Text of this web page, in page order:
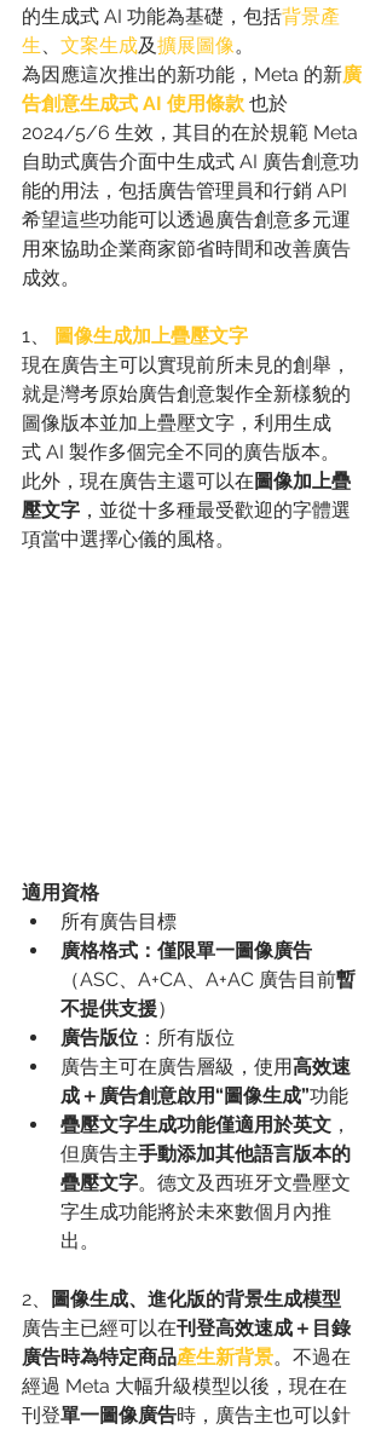
的生成式 AI 功能為基礎，包括背景產
生、 文案生成及擴展圖像。
為因應這次推出的新功能，Meta 的新廣
告創意生成式 AI 使用條款 也於
2024/5/6 生效，其目的在於規範 Meta
自助式廣告介面中生成式 AI 廣告創意功
能的用法，包括廣告管理員和行銷 API
希望這些功能可以透過廣告創意多元運
用來協助企業商家節省時間和改善廣告
成效。
1、
圖像生成加上疊壓文字
現在廣告主可以實現前所未見的創舉，
就是灣考原始廣告創意製作全新樣貌的
圖像版本並加上疊壓文字，利用生成
式 AI 製作多個完全不同的廣告版本。
此外，現在廣告主還可以在 圖像加上疊
壓文字 ，並從十多種最受歡迎的字體選
項當中選擇心儀的風格。
適用資格
所有廣告目標
廣格格式：僅限單一圖像廣告
（ASC、A+CA、A+AC 廣告目前暫
不提供支援）
廣告版位 ：所有版位
廣告主可在廣告層級，使用高效速
成＋廣告創意啟用“圖像生成”功能
疊壓文字生成功能僅適用於英文 ，
但廣告主手動添加其他語言版本的
疊壓文字。德文及西班牙文疊壓文
字生成功能將於未來數個月內推
出。
2、
圖像生成、進化版的背景生成模型
廣告主已經可以在刊登高效速成＋目錄
廣告時為特定商品產生新背景。不過在
經過 Meta 大幅升級模型以後，現在在
刊登單一圖像廣告時，廣告主也可以針